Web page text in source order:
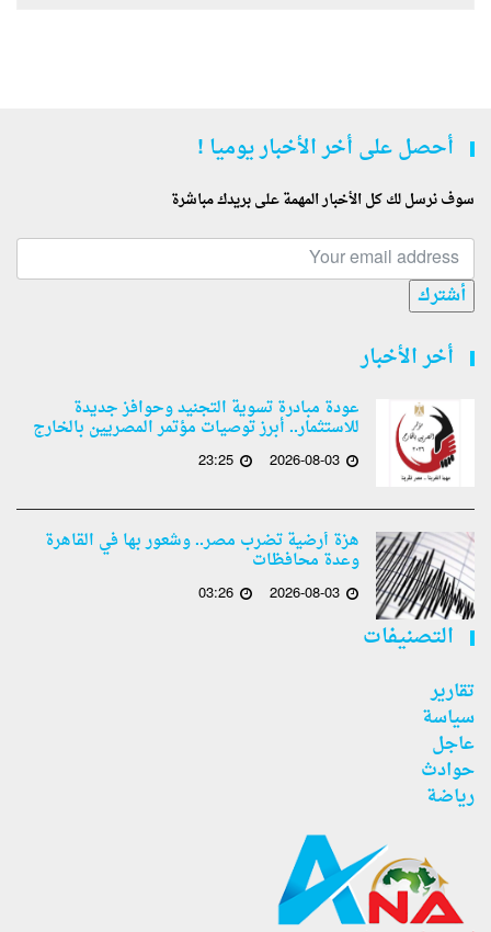
أحصل على أخر الأخبار يوميا !
سوف نرسل لك كل الأخبار المهمة على بريدك مباشرة
أشترك
أخر الأخبار
عودة مبادرة تسوية التجنيد وحوافز جديدة
للاستثمار.. أبرز توصيات مؤتمر المصريين بالخارج
2026-08-03
23:25
هزة أرضية تضرب مصر.. وشعور بها في القاهرة
وعدة محافظات
2026-08-03
03:26
التصنيفات
تقارير
سياسة
عاجل
حوادث
رياضة